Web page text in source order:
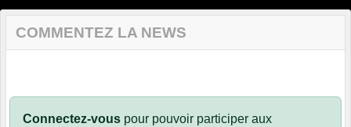
COMMENTEZ LA NEWS
Connectez-vous pour pouvoir participer aux